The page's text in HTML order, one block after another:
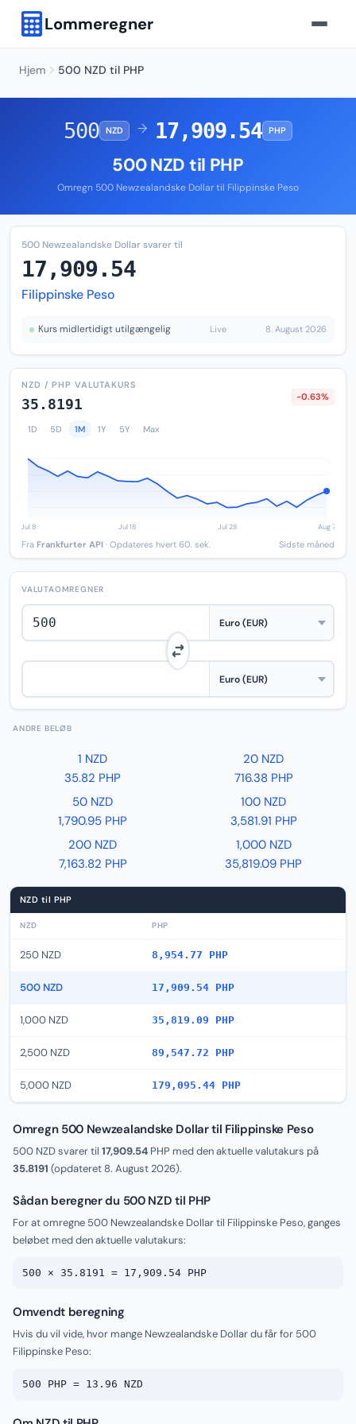
Lommeregner
Hjem 500 NZD til PHP
500 NZD → 17,909.54 PHP
500 NZD til PHP
Omregn 500 Newzealandske Dollar til Filippinske Peso
500 Newzealandske Dollar svarer til
17,909.54
Filippinske Peso
Kurs midlertidigt utilgængelig Live 8. August 2026
NZD / PHP VALUTAKURS
35.8191 -0.63%
1D 5D 1M 1Y 5Y Max
Fra Frankfurter API · Opdateres hvert 60. sek. Sidste måned
VALUTAOMREGNER
ANDRE BELØB
1 NZD
35.82 PHP
20 NZD
716.38 PHP
50 NZD
1,790.95 PHP
100 NZD
3,581.91 PHP
200 NZD
7,163.82 PHP
1,000 NZD
35,819.09 PHP
NZD til PHP
NZD PHP
250 NZD 8,954.77 PHP
500 NZD 17,909.54 PHP
1,000 NZD 35,819.09 PHP
2,500 NZD 89,547.72 PHP
5,000 NZD 179,095.44 PHP
Omregn 500 Newzealandske Dollar til Filippinske Peso
500 NZD svarer til 17,909.54 PHP med den aktuelle valutakurs på
35.8191 (opdateret 8. August 2026).
Sådan beregner du 500 NZD til PHP
For at omregne 500 Newzealandske Dollar til Filippinske Peso, ganges
beløbet med den aktuelle valutakurs:
500 × 35.8191 = 17,909.54 PHP
Omvendt beregning
Hvis du vil vide, hvor mange Newzealandske Dollar du får for 500
Filippinske Peso:
500 PHP = 13.96 NZD